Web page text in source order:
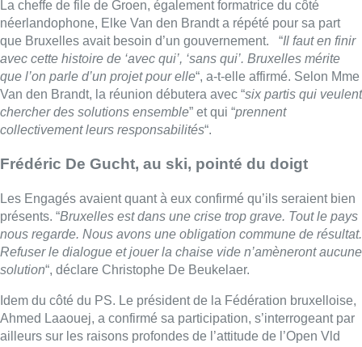
depuis la création de la Région-capitale.
►Interview | Alexia Bertrand (Open VLD) : Une formation
sans la N-VA ? “Dire que Bruxelles va s’en sortir sans le parti
du Premier ministre, c’est un leurre”
Le choix qui s’offre à nous est l’absence de gouvernement ou
un gouvernement sans la N-VA ” a embrayé pour sa part, Elke
Je trouve les vétos extrêmement regrettables,
mais notre Bruxelles bien-aimée est confrontée à d’énormes
défis. Je choisis donc de mettre en place un gouvernement
capable d’effectuer les réformes nécessaires. C’est la raison
pour laquelle nous participons à ces réunions. Groen est prêt à
travailler sans veto ni exclusive “, a souligné la cheffe de file de
la formationsortie en tête des élections, côté néerlandophone à
Bruxelles .
Par ailleurs, il ressort de contacts pris ci et là dans l’entourage
des négociateurs bruxellois que ceux-ci ont apprécié à
géométrie variable l’absence à Bruxelles du négociateur Open